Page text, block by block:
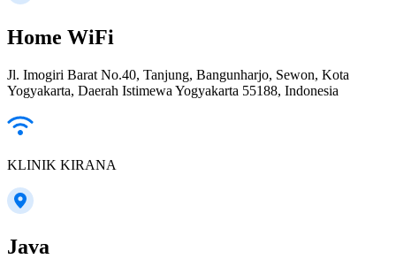
Home WiFi
Jl. Imogiri Barat No.40, Tanjung, Bangunharjo, Sewon, Kota
Yogyakarta, Daerah Istimewa Yogyakarta 55188, Indonesia
KLINIK KIRANA
Java